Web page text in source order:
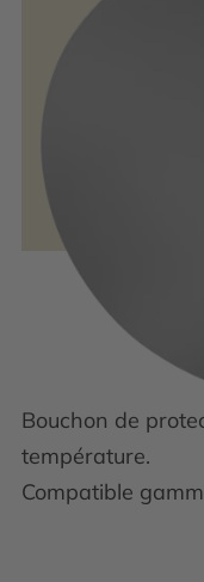
Bouchon de
température.
Compatible